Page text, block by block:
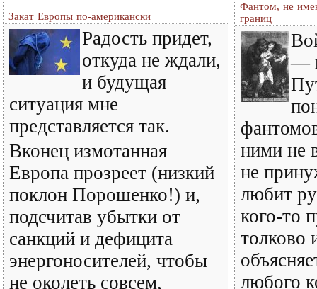
Закат Европы по-американски
Радость придет,
откуда не ждали,
и будущая
ситуация мне
представляется так.
Вконец измотанная
Европа прозреет (низкий
поклон Порошенко!) и,
подсчитав убытки от
санкций и дефицита
энергоносителей, чтобы
не околеть совсем,
Фантом, не
границ
—
ними не
не
любит
кого-то
толково
любого